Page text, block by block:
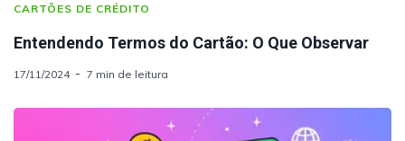
CARTÕES DE CRÉDITO
Entendendo Termos do Cartão: O Que Observar
17/11/2024 7 min de leitura